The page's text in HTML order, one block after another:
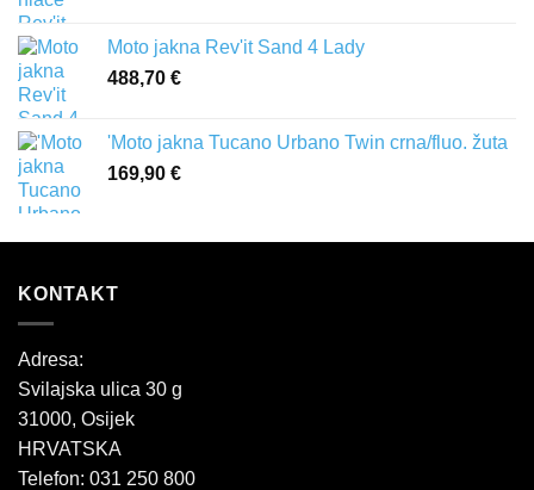
Moto jakna Rev'it Sand 4 Lady
488,70 €
'Moto jakna Tucano Urbano Twin crna/fluo. žuta
169,90 €
KONTAKT
Adresa:
Svilajska ulica 30 g
31000, Osijek
HRVATSKA
Telefon: 031 250 800